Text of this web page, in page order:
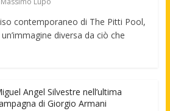
contemporaneo di The Pitti Pool,
diversa da ciò che
Angel Silvestre nell’ultima
di Giorgio Armani